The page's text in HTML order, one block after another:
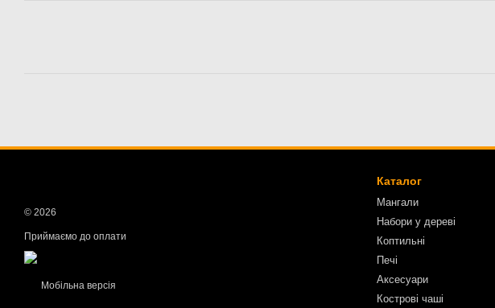
© 2026
Приймаємо до оплати
Мобільна версія
Каталог
Мангали
Набори у дереві
Коптильні
Печі
Аксесуари
Кострові чаші